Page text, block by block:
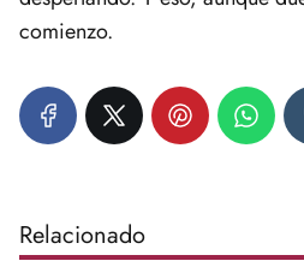
comienzo.
Relacionado